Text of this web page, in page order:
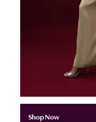
Shop Now